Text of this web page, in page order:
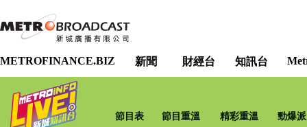
METROFINANCE.BIZ 新聞 財經台 知訊台
節目表 節目重溫 精彩重溫 勁爆